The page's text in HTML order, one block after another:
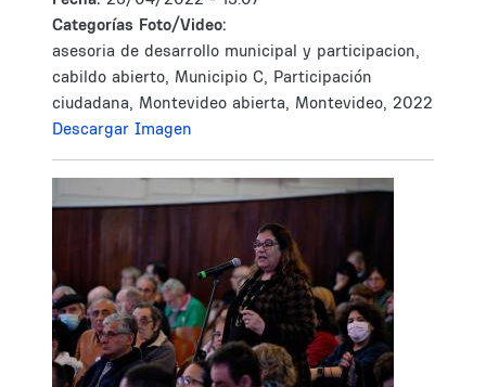
Categorías Foto/Video:
asesoria de desarrollo municipal y participacion,
cabildo abierto, Municipio C, Participación
ciudadana, Montevideo abierta, Montevideo, 2022
Descargar Imagen